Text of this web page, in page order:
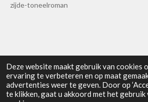
Deze website maakt gebruik van cookies
ervaring te verbeteren en op maat
advertenties weer te geven. Door op
te klikken, gaat u akkoord met het gebruik
zijde-toneelroman
© 2025 - 2026 Uitgeverij Partout
Powered by JouwWeb